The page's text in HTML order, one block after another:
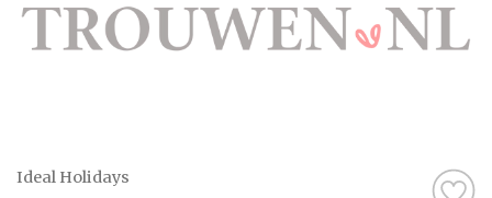
Ideal Holidays